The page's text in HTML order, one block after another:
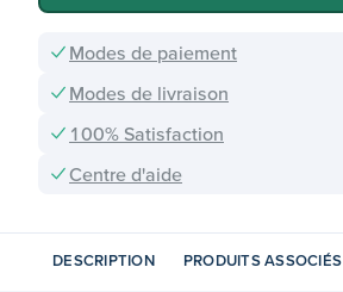
DESCRIPTION PRODUITS ASSOCIÉS
Modes de paiement
Modes de livraison
100% Satisfaction
Centre d'aide